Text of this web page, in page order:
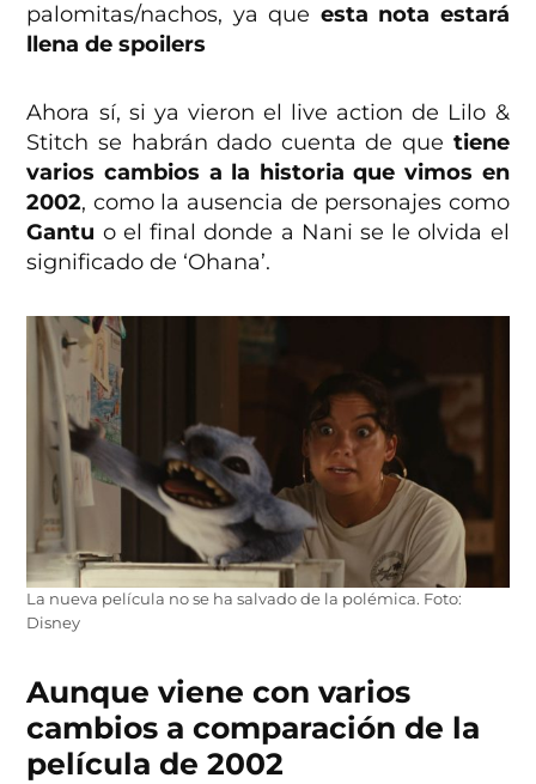
palomitas/nachos, ya que esta nota estará
llena de spoilers
Ahora sí, si ya vieron el live action de Lilo &
Stitch se habrán dado cuenta de que tiene
varios cambios a la historia que vimos en
2002, como la ausencia de personajes como
Gantu o el final donde a Nani se le olvida el
significado de ‘Ohana’.
La nueva película no se ha salvado de la polémica. Foto:
Disney
Aunque viene con varios
cambios a comparación de la
película de 2002